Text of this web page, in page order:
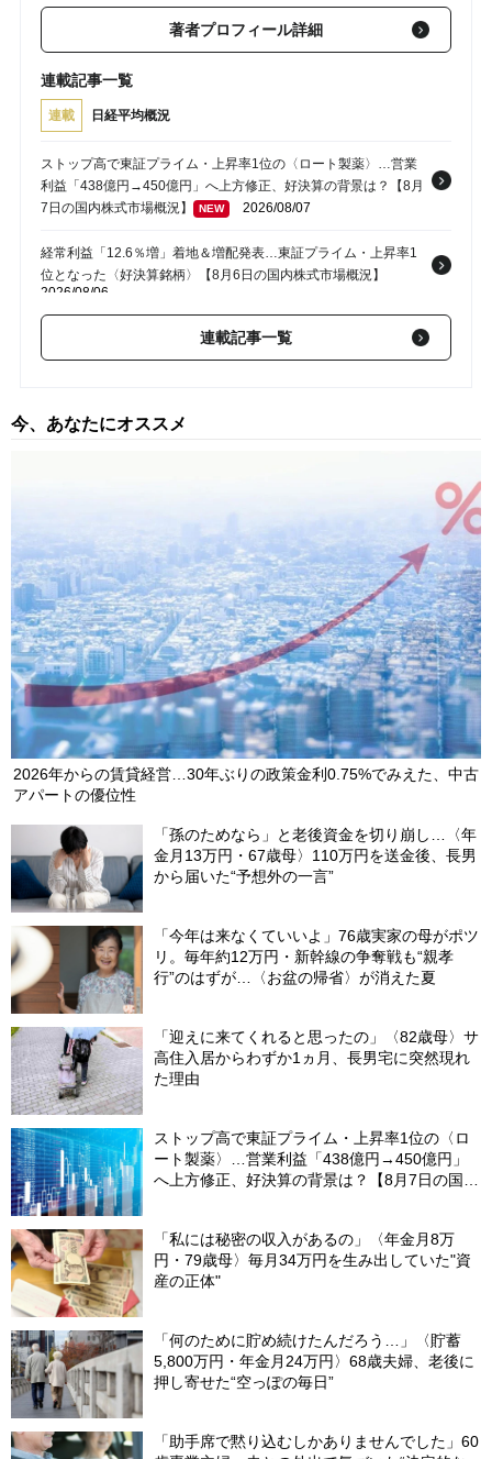
著者プロフィール詳細
連載記事一覧
連載 日経平均概況
ストップ高で東証プライム・上昇率1位の〈ロート製薬〉…営業
利益「438億円→450億円」へ上方修正、好決算の背景は？【8月
7日の国内株式市場概況】
NEW 2026/08/07
経常利益「12.6％増」着地＆増配発表…東証プライム・上昇率1
位となった〈好決算銘柄〉【8月6日の国内株式市場概況】
2026/08/06
〈イビデン〉ストップ高で東証プライム・上昇率1位…純利益予
想「580億円→840億円」へ上方修正＆株式分割の発表【8月5日
わずか1週間で「株価2倍」…トーメンデバイスが連日ストップ高
況】 2026/08/03
連載記事一覧
今、あなたにオススメ
2026年からの賃貸経営…30年ぶりの政策金利0.75%でみえた、中古
アパートの優位性
「孫のためなら」と老後資金を切り崩し…〈年
金月13万円・67歳母〉110万円を送金後、長男
から届いた“予想外の一言”
「今年は来なくていいよ」76歳実家の母がポツ
リ。毎年約12万円・新幹線の争奪戦も“親孝
行”のはずが…〈お盆の帰省〉が消えた夏
「迎えに来てくれると思ったの」〈82歳母〉サ
高住入居からわずか1ヵ月、長男宅に突然現れ
た理由
ストップ高で東証プライム・上昇率1位の〈ロ
ート製薬〉…営業利益「438億円→450億円」
へ上方修正、好決算の背景は？【8月7日の国内
「私には秘密の収入があるの」〈年金月8万
円・79歳母〉毎月34万円を生み出していた"資
産の正体"
「何のために貯め続けたんだろう…」〈貯蓄
5,800万円・年金月24万円〉68歳夫婦、老後に
押し寄せた“空っぽの毎日”
「助手席で黙り込むしかありませんでした」60